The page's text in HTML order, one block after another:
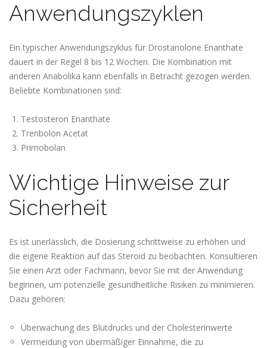
Anwendungszyklen
Ein typischer Anwendungszyklus für Drostanolone Enanthate
dauert in der Regel 8 bis 12 Wochen. Die Kombination mit
anderen Anabolika kann ebenfalls in Betracht gezogen werden.
Beliebte Kombinationen sind:
Testosteron Enanthate
Trenbolon Acetat
Primobolan
Wichtige Hinweise zur
Sicherheit
Es ist unerlässlich, die Dosierung schrittweise zu erhöhen und
die eigene Reaktion auf das Steroid zu beobachten. Konsultieren
Sie einen Arzt oder Fachmann, bevor Sie mit der Anwendung
beginnen, um potenzielle gesundheitliche Risiken zu minimieren.
Dazu gehören:
Überwachung des Blutdrucks und der Cholesterinwerte
Vermeidung von übermäßiger Einnahme, die zu